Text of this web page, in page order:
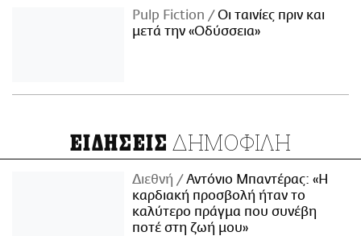
Pulp Fiction
Οι ταινίες πριν και
μετά την «Οδύσσεια»
ΕΙΔΗΣΕΙΣ ΔΗΜΟΦΙΛΗ
Διεθνή
Αντόνιο Μπαντέρας: «Η
καρδιακή προσβολή ήταν το
καλύτερο πράγμα που συνέβη
ποτέ στη ζωή μου»